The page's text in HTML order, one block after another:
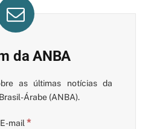
da ANBA
as últimas notícias da
Árabe (ANBA).
E-mail *